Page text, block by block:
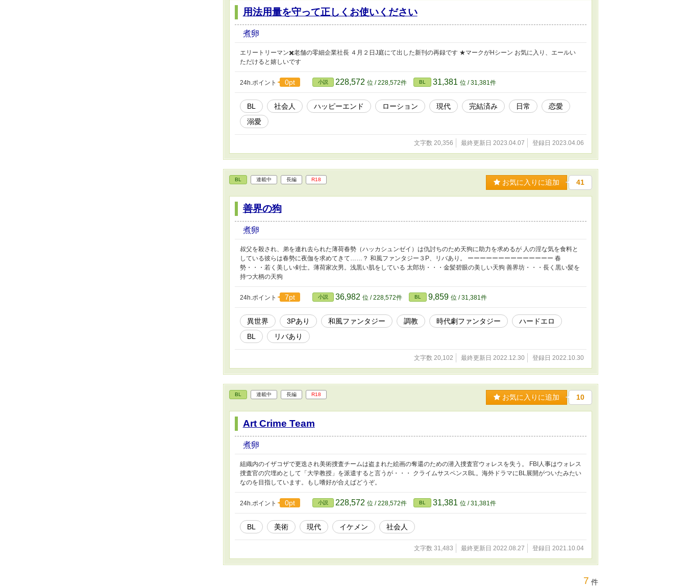
用法用量を守って正しくお使いください
煮卵
エリートリーマン✖️老舗の零細企業社長 ４月２日J庭にて出した新刊の再録です ★マークがHシーン お気に入り、エールい
ただけると嬉しいです
24h.ポイント 0pt 小説 228,572 位 / 228,572件 BL 31,381 位 / 31,381件
BL 社会人 ハッピーエンド ローション 現代 完結済み 日常
恋愛
溺愛
文字数 20,356 最終更新日 2023.04.07 登録日 2023.04.06
BL 連載中 長編 R18 お気に入りに追加 41
善界の狗
煮卵
叔父を殺され、弟を連れ去られた薄荷春勢（ハッカシュンゼイ）は仇討ちのため天狗に助力を求めるが 人の淫な気を食料と
している彼らは春勢に夜伽を求めてきて……？ 和風ファンタジー３P、リバあり。 ーーーーーーーーーーーーーー 春
勢・・・若く美しい剣士。薄荷家次男。浅黒い肌をしている 太郎坊・・・金髪碧眼の美しい天狗 善界坊・・・長く黒い髪を
持つ大柄の天狗
24h.ポイント 7pt 小説 36,982 位 / 228,572件 BL 9,859 位 / 31,381件
異世界 3Pあり 和風ファンタジー 調教 時代劇ファンタジー
ハードエロ
BL
リバあり
文字数 20,102 最終更新日 2022.12.30 登録日 2022.10.30
BL 連載中 長編 R18 お気に入りに追加 10
Art Crime Team
煮卵
組織内のイザコザで更迭され美術捜査チームは盗まれた絵画の奪還のための潜入捜査官ウォレスを失う。 FBI人事はウォレス
捜査官の穴埋めとして「大学教授」を派遣すると言うが・・・ クライムサスペンスBL。海外ドラマにBL展開がついたみたい
なのを目指しています。もし嗜好が合えばどうぞ。
24h.ポイント 0pt 小説 228,572 位 / 228,572件 BL 31,381 位 / 31,381件
BL 美術 現代 イケメン 社会人
文字数 31,483 最終更新日 2022.08.27 登録日 2021.10.04
7 件